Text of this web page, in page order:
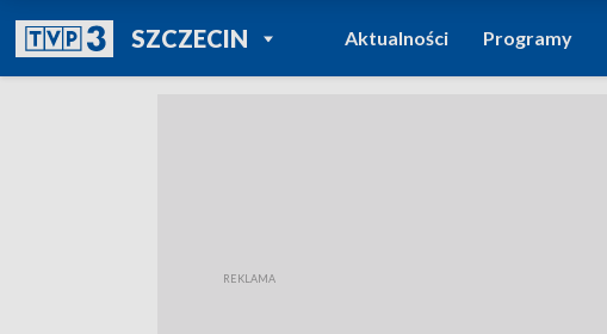
SZCZECINPOWRÓT DO
TVP REGIONY
Aktualności Programy